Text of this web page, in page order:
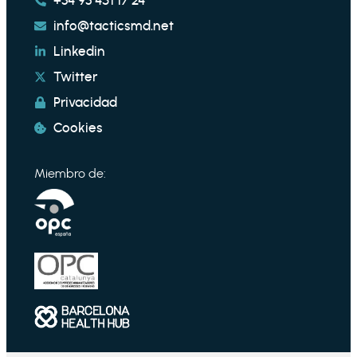
info@tacticsmd.net
Linkedin
Twitter
Privacidad
Cookies
Miembro de: